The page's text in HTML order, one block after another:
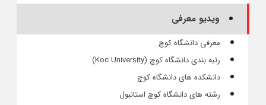
ویدیو معرفی
معرفی دانشگاه کوچ
رتبه بندی دانشگاه کوچ (Koc University)
دانشکده های دانشگاه کوچ
رشته های دانشگاه کوچ استانبول